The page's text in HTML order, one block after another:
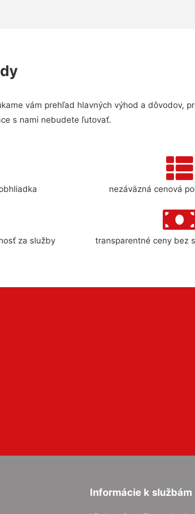
vám prehľad hlavných výhod a dôvodov,
s nami nebudete ľutovať.
nezáväzná cenová
za služby transparentné ceny bez
Informácie k službám